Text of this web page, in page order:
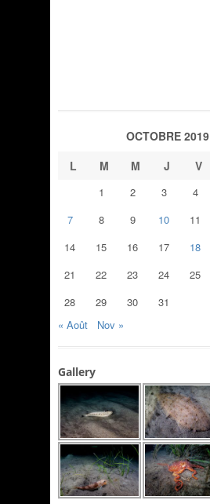
OCTOBRE 2019
L
M M J V
1 2 3 4
7
8 9 10 11
14
15 16 17 18
21
22 23 24 25
28
29 30
31
« Août
Nov »
Gallery